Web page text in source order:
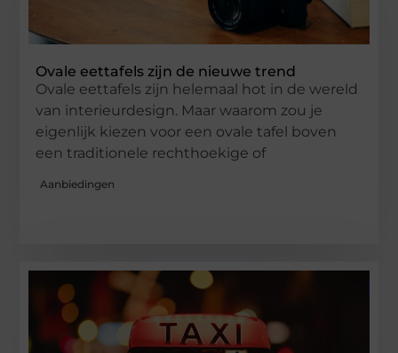
Ovale eettafels zijn de nieuwe trend
Ovale eettafels zijn helemaal hot in de wereld
van interieurdesign. Maar waarom zou je
eigenlijk kiezen voor een ovale tafel boven
een traditionele rechthoekige of
Aanbiedingen